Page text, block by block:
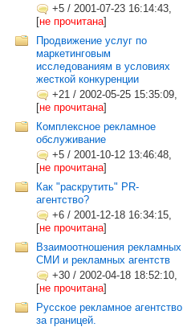
+5 / 2001-07-23 16:14:43,
[не прочитана]
Продвижение услуг по
маркетинговым
исследованиям в условиях
жесткой конкуренции
+21 / 2002-05-25 15:35:09,
[не прочитана]
Комплексное рекламное
обслуживание
+5 / 2001-10-12 13:46:48,
[не прочитана]
Как "раскрутить" PR-
агентство?
+6 / 2001-12-18 16:34:15,
[не прочитана]
Взаимоотношения рекламных
СМИ и рекламных агентств
+30 / 2002-04-18 18:52:10,
[не прочитана]
Русское рекламное агентство
за границей.